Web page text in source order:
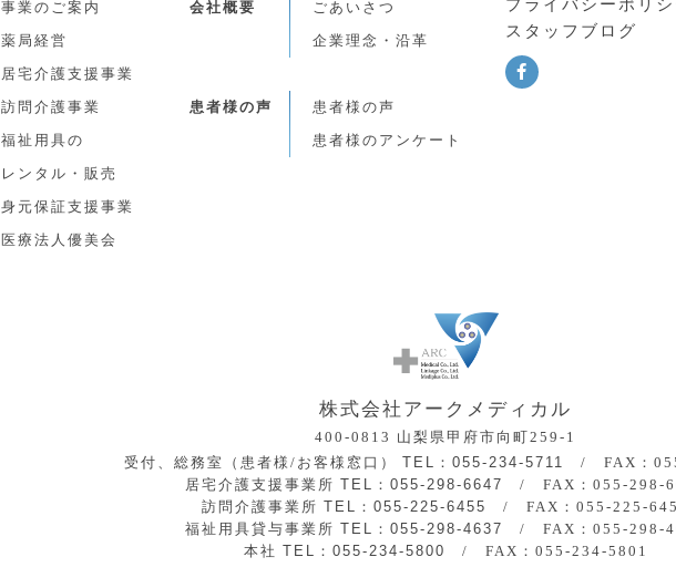
事業のご案内
薬局経営
居宅介護支援事業
訪問介護事業
福祉用具の
レンタル・販売
身元保証支援事業
医療法人優美会
会社概要
ごあいさつ
企業理念・沿革
患者様の声
患者様の声
患者様のアンケート
プライバシーポリシ
スタッフブログ
株式会社アークメディカル
400-0813 山梨県甲府市向町259-1
受付、総務室（患者様/お客様窓口） TEL：055-234-5711 / FAX：
居宅介護支援事業所 TEL：055-298-6647 / FAX：055-298-
訪問介護事業所 TEL：055-225-6455 / FAX：055-225-
福祉用具貸与事業所 TEL：055-298-4637 / FAX：055-298-
本社 TEL：055-234-5800 / FAX：055-234-5801